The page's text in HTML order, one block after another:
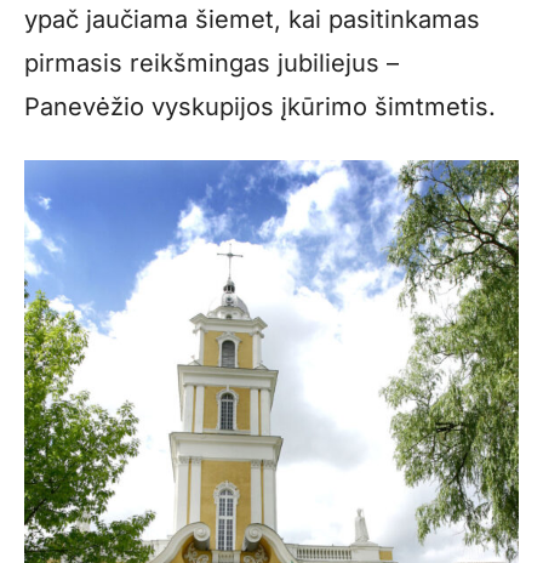
ypač jaučiama šiemet, kai pasitinkamas
pirmasis reikšmingas jubiliejus –
Panevėžio vyskupijos įkūrimo šimtmetis.